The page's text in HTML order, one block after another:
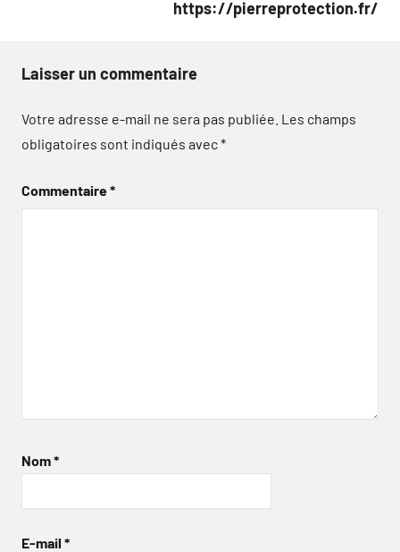
https://pierreprotection.fr/
Laisser un commentaire
Votre adresse e-mail ne sera pas publiée. Les champs
obligatoires sont indiqués avec*
Commentaire*
Nom*
E-mail *